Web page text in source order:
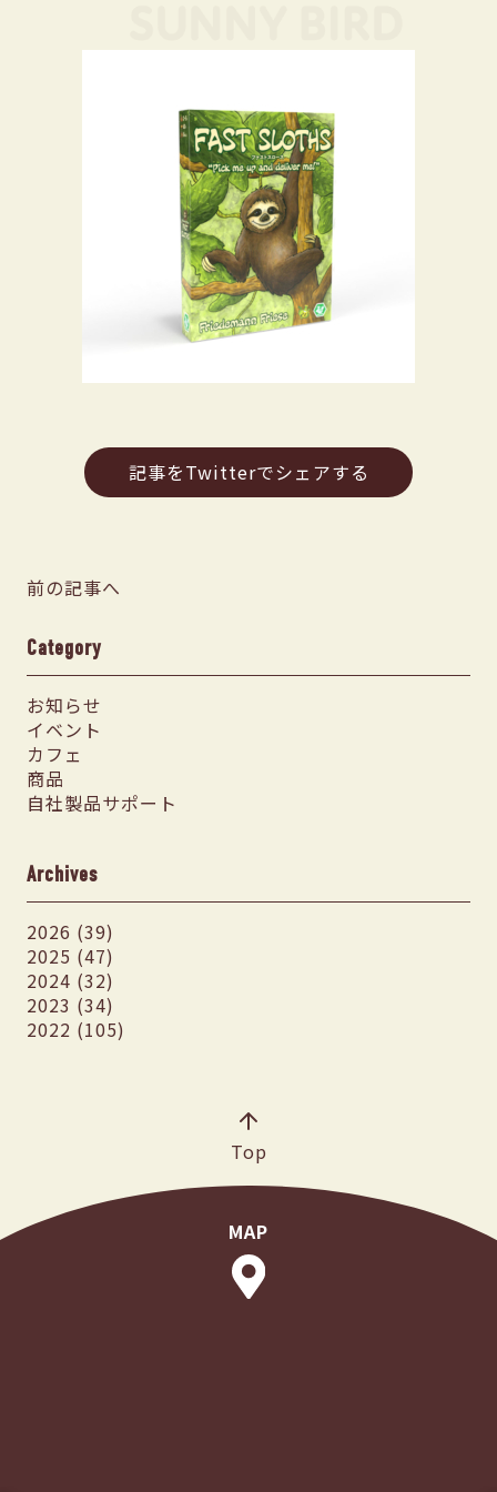
記事をTwitterでシェアする
前の記事へ
Category
お知らせ
イベント
カフェ
商品
自社製品サポート
Archives
2026 (39)
2025 (47)
2024 (32)
2023 (34)
2022 (105)
Top
MAP